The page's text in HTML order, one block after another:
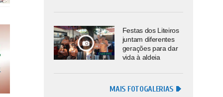
Festas dos Liteiros
juntam diferentes
gerações para dar
vida à aldeia
MAIS FOTOGALERIAS